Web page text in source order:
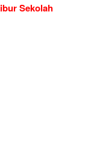
Sekolah